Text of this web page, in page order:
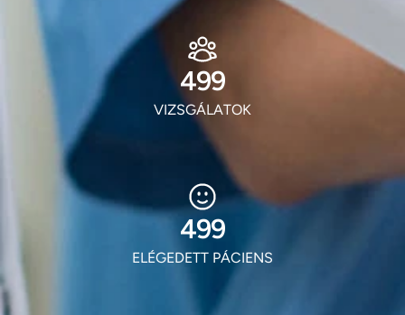
604
VIZSGÁLATOK
604
ELÉGEDETT PÁCIENS